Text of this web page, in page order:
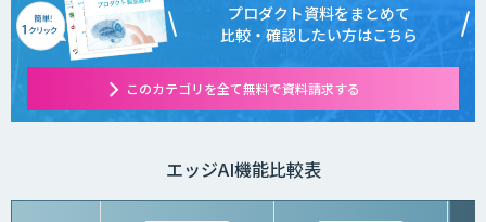
プロダクト資料をまとめて
比較・確認したい方はこちら
このカテゴリを全て無料で資料請求する
エッジAI機能比較表